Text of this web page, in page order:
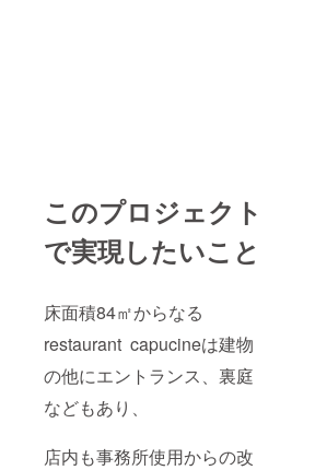
このプロジェクト
で実現したいこと
床面積84㎡からなる
restaurant capucineは建物
の他にエントランス、裏庭
などもあり、
店内も事務所使用からの改